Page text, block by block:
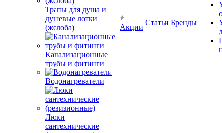
Трапы для душа и
душевые лотки
(желоба)
Канализационные
трубы и фитинги
Водонагреватели
Люки
сантехнические
Акции
Статьи Бренды